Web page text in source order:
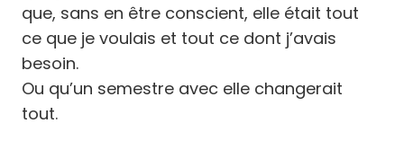
que, sans en être conscient, elle était tout
ce que je voulais et tout ce dont j’avais
besoin.
Ou qu’un semestre avec elle changerait
tout.